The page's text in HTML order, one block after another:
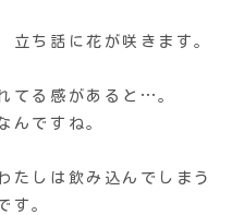
立ち話に花が咲きます。
てる感があると…。
んですね。
たしは飲み込んでしまう
す。